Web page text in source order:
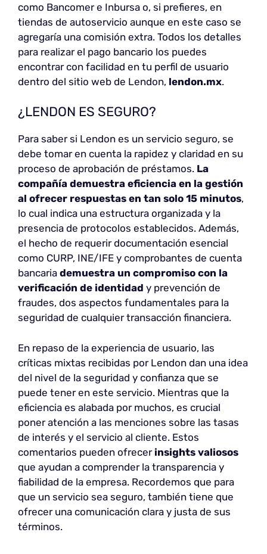
como Bancomer e Inbursa o, si prefieres, en
tiendas de autoservicio aunque en este caso se
agregaría una comisión extra. Todos los detalles
para realizar el pago bancario los puedes
encontrar con facilidad en tu perfil de usuario
dentro del sitio web de Lendon, lendon.mx.
¿LENDON ES SEGURO?
Para saber si Lendon es un servicio seguro, se
debe tomar en cuenta la rapidez y claridad en su
proceso de aprobación de préstamos. La
compañía demuestra eficiencia en la gestión
al ofrecer respuestas en tan solo 15 minutos,
lo cual indica una estructura organizada y la
presencia de protocolos establecidos. Además,
el hecho de requerir documentación esencial
como CURP, INE/IFE y comprobantes de cuenta
bancaria demuestra un compromiso con la
verificación de identidad y prevención de
fraudes, dos aspectos fundamentales para la
seguridad de cualquier transacción financiera.
En repaso de la experiencia de usuario, las
críticas mixtas recibidas por Lendon dan una idea
del nivel de la seguridad y confianza que se
puede tener en este servicio. Mientras que la
eficiencia es alabada por muchos, es crucial
poner atención a las menciones sobre las tasas
de interés y el servicio al cliente. Estos
comentarios pueden ofrecer insights valiosos
que ayudan a comprender la transparencia y
fiabilidad de la empresa. Recordemos que para
que un servicio sea seguro, también tiene que
ofrecer una comunicación clara y justa de sus
términos.